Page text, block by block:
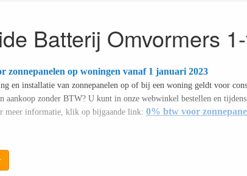
Batterij Omvormers
zonnepanelen op woningen vanaf 1 januari 2023
en installatie van zonnepanelen op of bij een woning geldt voor
aankoop zonder BTW? U kunt in onze webwinkel bestellen en
meer informatie, klik op bijgaande link: 0% btw voor